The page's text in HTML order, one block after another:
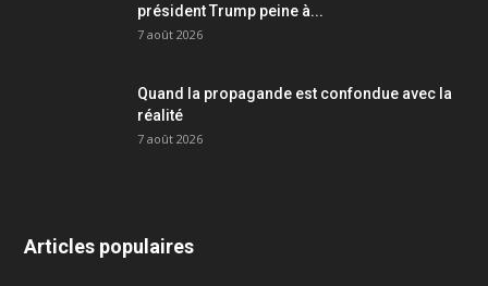
président Trump peine à...
7 août 2026
Quand la propagande est confondue avec la
réalité
7 août 2026
Articles populaires